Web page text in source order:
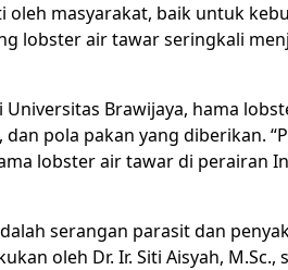
masyarakat, baik untuk
lobster air tawar seringkali
Brawijaya, hama
pola pakan yang diberikan.
lobster air tawar di perairan
serangan parasit dan
oleh Dr. Ir. Siti Aisyah, M.Sc.,